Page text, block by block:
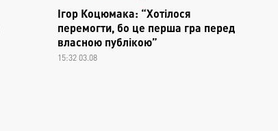
Ігор Коцюмака: “Хотілося
перемогти, бо це перша гра перед
власною публікою”
15:32 03.08